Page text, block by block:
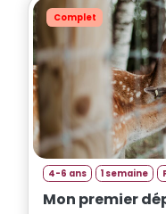
Complet
4-6 ans 1 semaine
Mon premier